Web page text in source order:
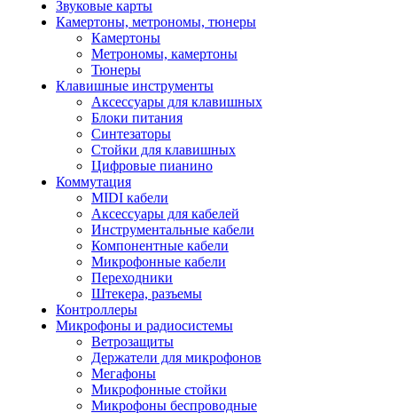
Звуковые карты
Камертоны, метрономы, тюнеры
Камертоны
Метрономы, камертоны
Тюнеры
Клавишные инструменты
Аксессуары для клавишных
Блоки питания
Синтезаторы
Стойки для клавишных
Цифровые пианино
Коммутация
MIDI кабели
Аксессуары для кабелей
Инструментальные кабели
Компонентные кабели
Микрофонные кабели
Переходники
Штекера, разъемы
Контроллеры
Микрофоны и радиосистемы
Ветрозащиты
Держатели для микрофонов
Мегафоны
Микрофонные стойки
Микрофоны беспроводные